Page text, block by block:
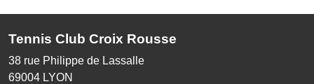
Tennis Club Croix Rousse
38 rue Philippe de Lassalle
69004 LYON